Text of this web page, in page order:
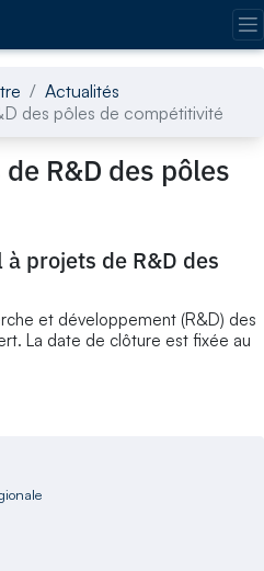
Actualités
des pôles de compétitivité
R&D des pôles
à projets de R&D des
et développement (R&D) des
La date de clôture est fixée au